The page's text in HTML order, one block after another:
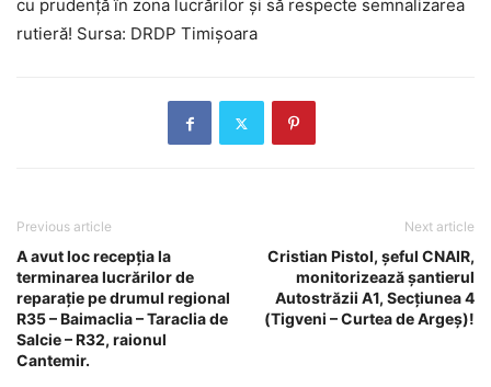
cu prudență în zona lucrărilor și să respecte semnalizarea
rutieră! Sursa: DRDP Timișoara
Previous article
A avut loc recepția la
terminarea lucrărilor de
reparație pe drumul regional
R35 – Baimaclia – Taraclia de
Salcie – R32, raionul
Cantemir.
Next article
Cristian Pistol, șeful CNAIR,
monitorizează șantierul
Autostrăzii A1, Secțiunea 4
(Tigveni – Curtea de Argeș)!